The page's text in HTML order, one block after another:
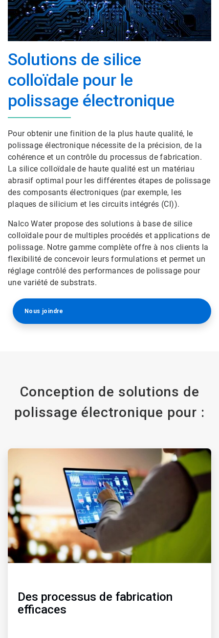
Solutions de silice
colloïdale pour le
polissage électronique
Pour obtenir une finition de la plus haute qualité, le
polissage électronique nécessite de la précision, de la
cohérence et un contrôle du processus de fabrication.
La silice colloïdale de haute qualité est un matériau
abrasif optimal pour les différentes étapes de polissage
des composants électroniques (par exemple, les
plaques de silicium et les circuits intégrés (CI)).
Nalco Water propose des solutions à base de silice
colloïdale pour de multiples procédés et applications de
polissage. Notre gamme complète offre à nos clients la
flexibilité de concevoir leurs formulations et permet un
réglage contrôlé des performances de polissage pour
une variété de substrats.
Nous joindre
Conception de solutions de
polissage électronique pour :
ArticleTile
Des processus de fabrication
efficaces